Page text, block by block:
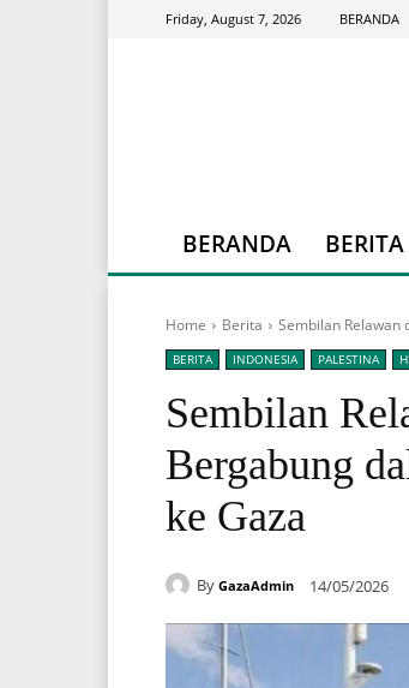
Friday, August 7, 2026 BERANDA
BERANDA BERITA
Home Berita Sembilan Relawan
BERITA INDONESIA PALESTINA
Sembilan
Bergabung
ke Gaza
By GazaAdmin 14/05/2026